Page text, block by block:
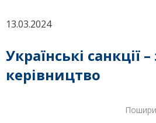
13.03.2024
Українські санкції
керівництво